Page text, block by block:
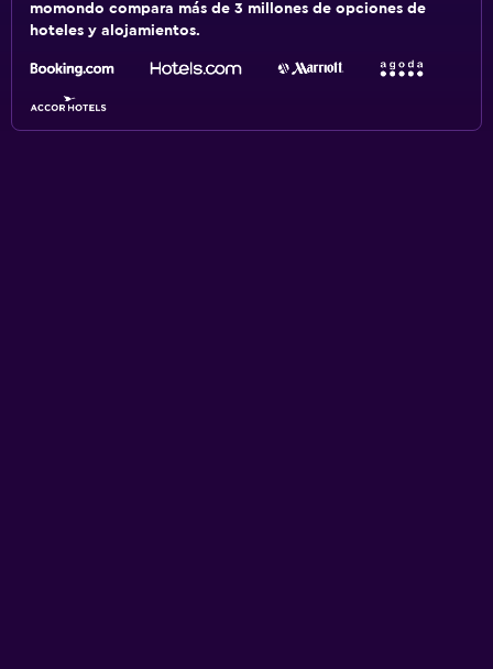
momondo compara más de 3 millones de opciones de
hoteles y alojamientos.